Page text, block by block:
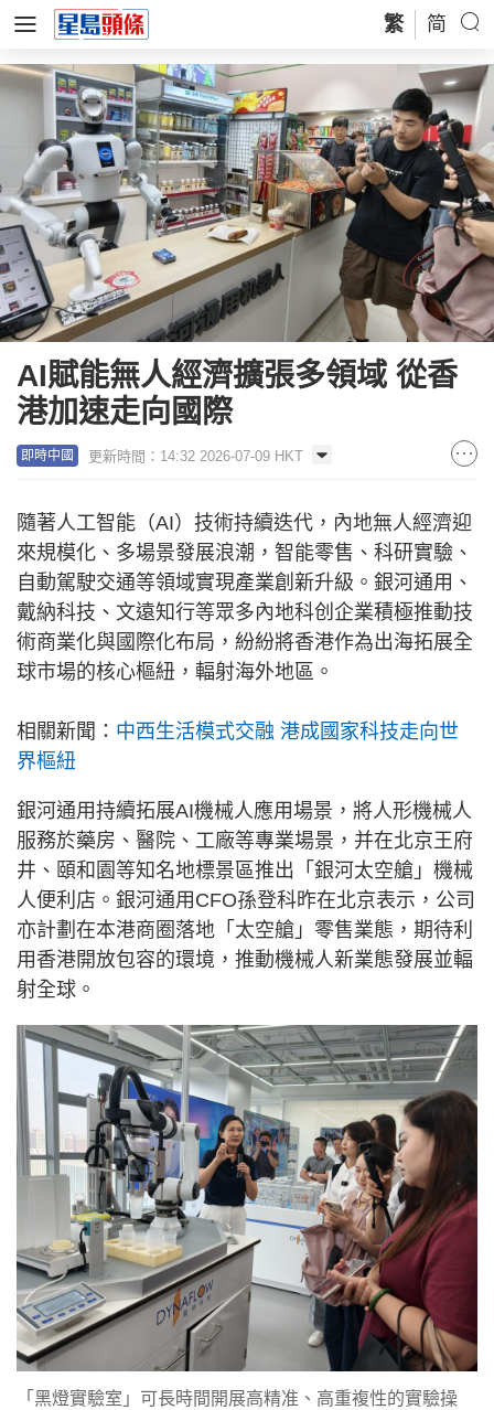
繁 简
AI賦能無人經濟擴張多領域 從香
港加速走向國際
即時中國 更新時間：14:32 2026-07-09 HKT
隨著人工智能（AI）技術持續迭代，內地無人經濟迎
來規模化、多場景發展浪潮，智能零售、科研實驗、
自動駕駛交通等領域實現產業創新升級。銀河通用、
戴納科技、文遠知行等眾多內地科创企業積極推動技
術商業化與國際化布局，紛紛將香港作為出海拓展全
球市場的核心樞紐，輻射海外地區。
相關新聞： 中西生活模式交融 港成國家科技走向世
界樞紐
銀河通用持續拓展AI機械人應用場景，將人形機械人
服務於藥房、醫院、工廠等專業場景，并在北京王府
井、頤和園等知名地標景區推出「銀河太空艙」機械
人便利店。銀河通用CFO孫登科昨在北京表示，公司
亦計劃在本港商圈落地「太空艙」零售業態，期待利
用香港開放包容的環境，推動機械人新業態發展並輻
射全球。
「黑燈實驗室」可長時間開展高精准、高重複性的實驗操